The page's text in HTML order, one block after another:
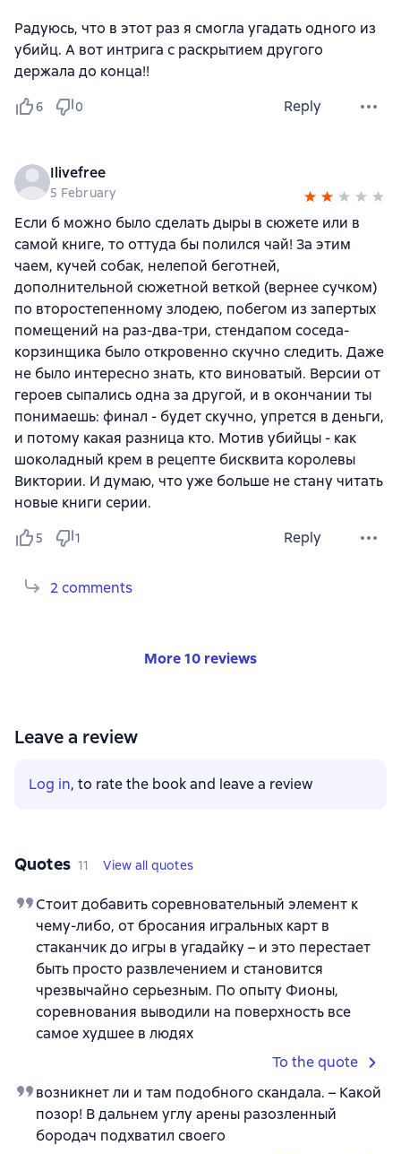
Радуюсь, что в этот раз я смогла угадать одного из
убийц. А вот интрига с раскрытием другого
держала до конца!!
6 0 Reply
Ilivefree
5 February
Если б можно было сделать дыры в сюжете или в
самой книге, то оттуда бы полился чай! За этим
чаем, кучей собак, нелепой беготней,
дополнительной сюжетной веткой (вернее сучком)
по второстепенному злодею, побегом из запертых
помещений на раз-два-три, стендапом соседа-
корзинщика было откровенно скучно следить. Даже
не было интересно знать, кто виноватый. Версии от
героев сыпались одна за другой, и в окончании ты
понимаешь: финал - будет скучно, упрется в деньги,
и потому какая разница кто. Мотив убийцы - как
шоколадный крем в рецепте бисквита королевы
Виктории. И думаю, что уже больше не стану читать
новые книги серии.
5 1 Reply
2 comments
More 10 reviews
Leave a review
Log in, to rate the book and leave a review
Quotes 11 View all quotes
Стоит добавить соревновательный элемент к
чему-либо, от бросания игральных карт в
стаканчик до игры в угадайку – и это перестает
быть просто развлечением и становится
чрезвычайно серьезным. По опыту Фионы,
соревнования выводили на поверхность все
самое худшее в людях
To the quote
возникнет ли и там подобного скандала. – Какой
позор! В дальнем углу арены разозленный
бородач подхватил своего